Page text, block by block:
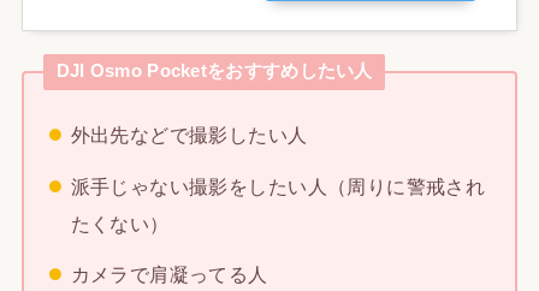
DJI Osmo Pocketをおすすめしたい人
外出先などで撮影したい人
派手じゃない撮影をしたい人（周りに警戒され
たくない）
カメラで肩凝ってる人